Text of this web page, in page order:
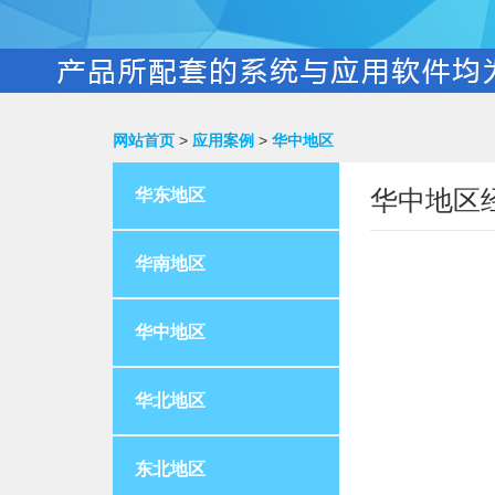
网站首页 > 应用案例 > 华中地区
华东地区
华南地区
华中地区
华北地区
东北地区
华中地区